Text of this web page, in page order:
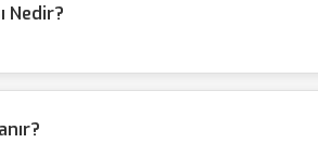
Nedir?